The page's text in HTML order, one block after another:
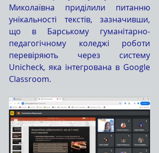
Миколаївна приділили питанню
унікальності текстів, зазначивши,
що в Барському гуманітарно-
педагогічному коледжі роботи
перевіряють через систему
Unicheck, яка інтегрована в Google
Classroom.